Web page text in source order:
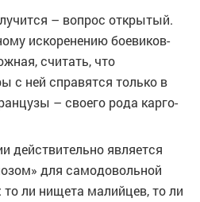
– вопрос открытый.
искоренению боевиков-
считать, что
с ней справятся только в
– своего рода карго-
действительно является
для самодовольной
ли нищета малийцев, то ли